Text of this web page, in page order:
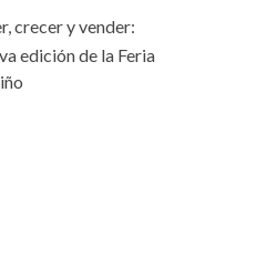
crecer y vender:
edición de la Feria